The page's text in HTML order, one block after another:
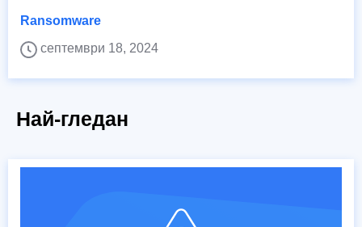
Ransomware
септември 18, 2024
Най-гледан